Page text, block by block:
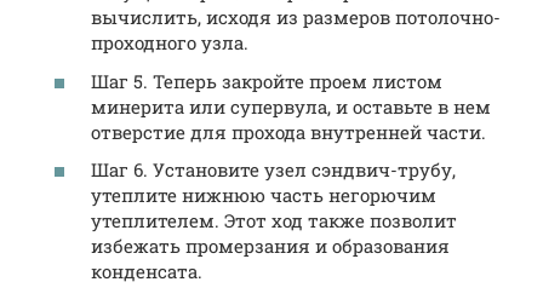
вычислить, исходя из размеров потолочно-
проходного узла.
Шаг 5. Теперь закройте проем листом
минерита или супервула, и оставьте в нем
отверстие для прохода внутренней части.
Шаг 6. Установите узел сэндвич-трубу,
утеплите нижнюю часть негорючим
утеплителем. Этот ход также позволит
избежать промерзания и образования
конденсата.